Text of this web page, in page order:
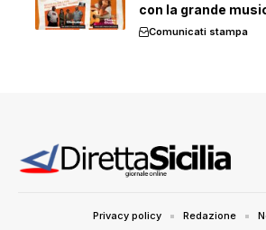
con la grande
Comunicati stampa
Privacy policy Redazione